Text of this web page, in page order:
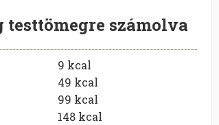
testtömegre számolva
9 kcal
49 kcal
99 kcal
148 kcal